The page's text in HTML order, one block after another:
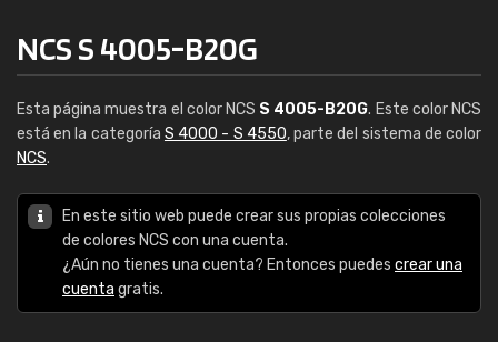
NCS S 4005-B20G
Esta página muestra el color NCS S 4005-B20G. Este color NCS
está en la categoría S 4000 - S 4550, parte del sistema de color
NCS.
En este sitio web puede crear sus propias colecciones
de colores NCS con una cuenta.
¿Aún no tienes una cuenta? Entonces puedes crear una
cuenta gratis.